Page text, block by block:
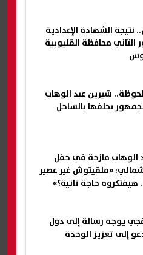
نتيجة الشهادة الإعدادية
الثاني محافظة القليوبية
شيرين عبد الوهاب
بحلفها بالساحل
الوهاب مازحة في حفل
«ملقيتوش غير عصير
هيفتكروه حاجة تانية؟»
يوجه رسالة إلى دول
إلى تعزيز الوحدة